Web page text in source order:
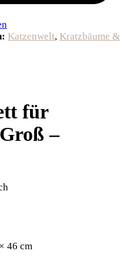
Katzenwelt, Kratzbäume &
für
–
46 cm